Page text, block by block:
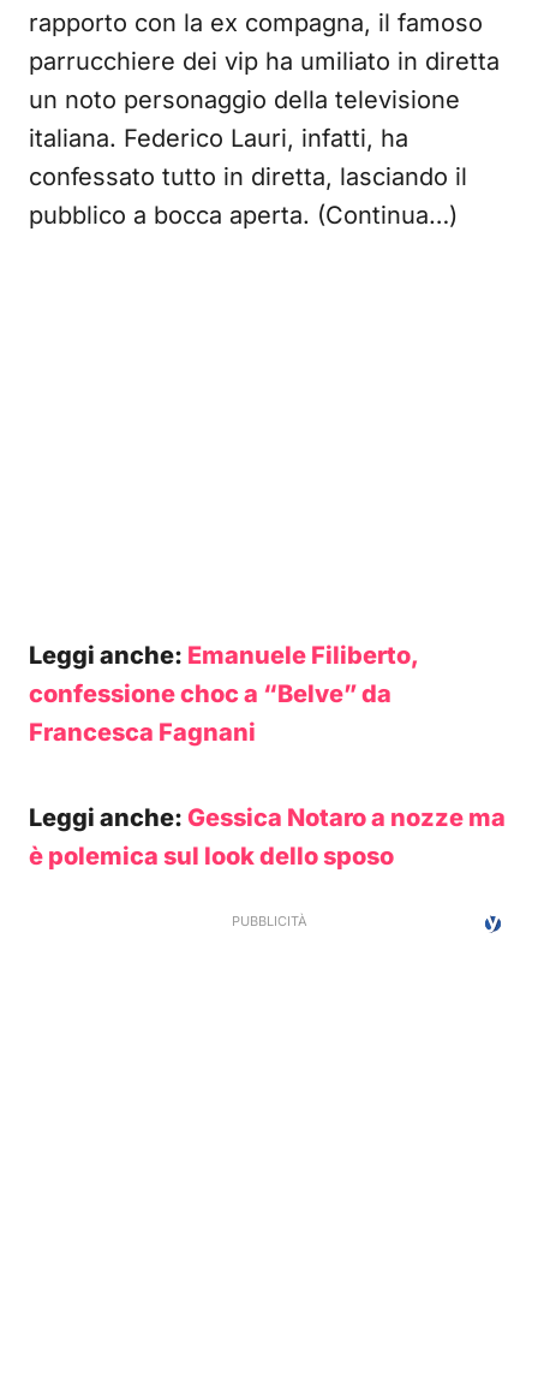
rapporto con la ex compagna, il famoso
parrucchiere dei vip ha umiliato in diretta
un noto personaggio della televisione
italiana. Federico Lauri, infatti, ha
confessato tutto in diretta, lasciando il
pubblico a bocca aperta. (Continua…)
Leggi anche: Emanuele Filiberto,
confessione choc a “Belve” da
Francesca Fagnani
Leggi anche: Gessica Notaro a nozze ma
è polemica sul look dello sposo